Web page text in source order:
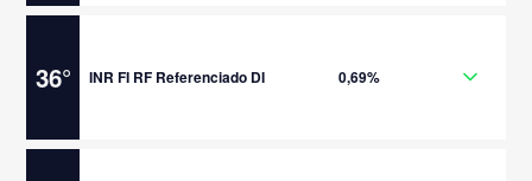
36° INR FI RF Referenciado DI 0,69%